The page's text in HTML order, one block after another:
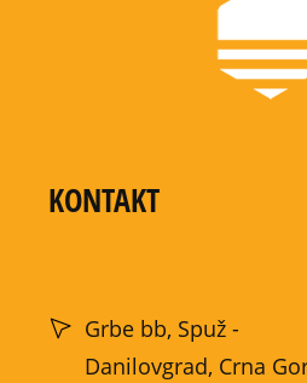
KONTAKT
Grbe bb, Spuž -
Danilovgrad, Crna